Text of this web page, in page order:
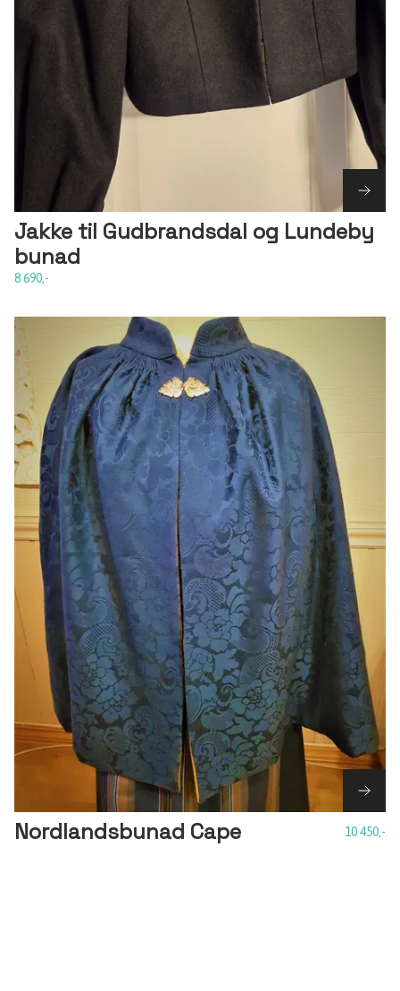
Jakke til Gudbrandsdal og Lundeby
bunad
8 690,-
Nordlandsbunad Cape 10 450,-